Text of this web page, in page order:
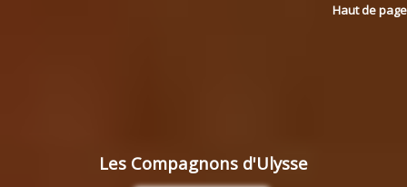
Haut de page
Les Compagnons d'Ulysse